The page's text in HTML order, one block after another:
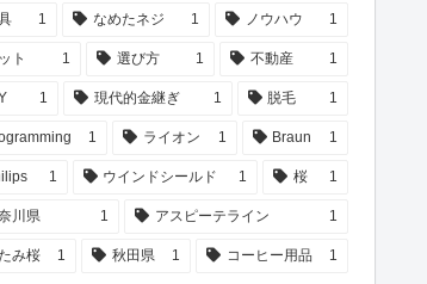
1 なめたネジ 1 ノウハウ 1
ト 1 選び方 1 不動産 1
1 現代的金継ぎ 1 脱毛 1
1 ライオン 1 Braun 1
1 ウインドシールド 1 桜 1
川県 1 アスピーテライン 1
み桜 1 秋田県 1 コーヒー用品 1